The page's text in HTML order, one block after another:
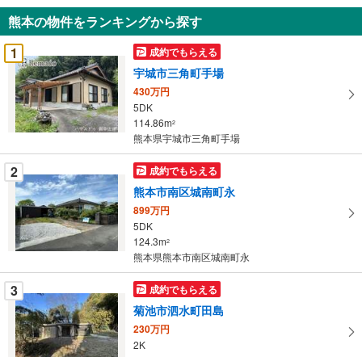
知
を
受
け
取
る
・
条
件
を
マ
イ
ペ
ー
に
保
存
す
る
熊本の物件をランキングから探す
1
成約でもらえる
宇城市三角町手場
430万円
5DK
114.86m2
熊本県宇城市三角町手場
2 成約でもらえる
熊本市南区城南町永
899万円
5DK
124.3m2
熊本県熊本市南区城南町永
3 成約でもらえる
菊池市泗水町田島
230万円
2K